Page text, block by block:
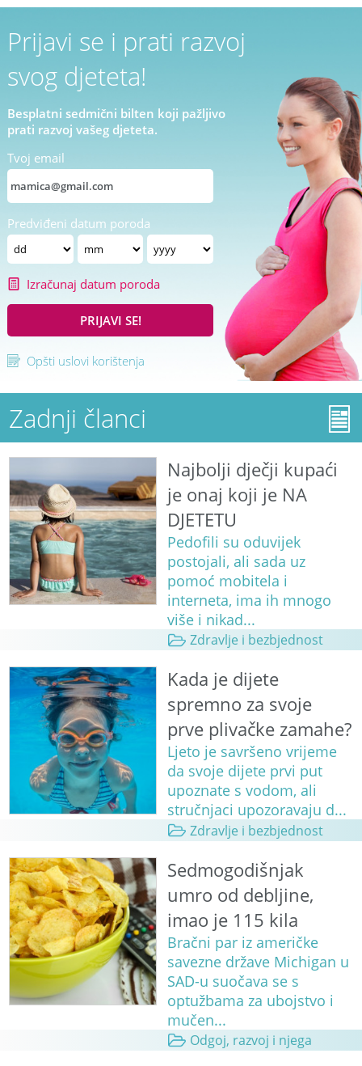
Prijavi se i prati razvoj
svog djeteta!
Besplatni sedmični bilten koji pažljivo
prati razvoj vašeg djeteta.
Tvoj email
Predviđeni datum poroda
Izračunaj datum poroda
PRIJAVI SE!
Opšti uslovi korištenja
Zadnji članci
Najbolji dječji kupaći
je onaj koji je NA
DJETETU
Pedofili su oduvijek
postojali, ali sada uz
pomoć mobitela i
interneta, ima ih mnogo
više i nikad...
Zdravlje i bezbjednost
Kada je dijete
spremno za svoje
prve plivačke zamahe?
Ljeto je savršeno vrijeme
da svoje dijete prvi put
upoznate s vodom, ali
stručnjaci upozoravaju d...
Zdravlje i bezbjednost
Sedmogodišnjak
umro od debljine,
imao je 115 kila
Bračni par iz američke
savezne države Michigan u
SAD-u suočava se s
optužbama za ubojstvo i
mučen...
Odgoj, razvoj i njega